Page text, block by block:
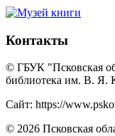
Контакты
© ГБУК "Псковская
библиотека им. В. Я.
Сайт: https://
© 2026 Псковская